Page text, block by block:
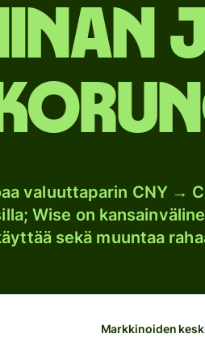
valuuttaparin CNY →
Wise on
sekä muuntaa
Markkinoiden